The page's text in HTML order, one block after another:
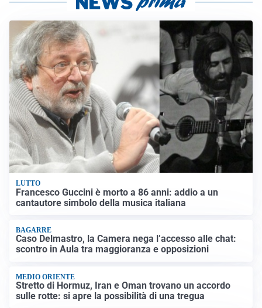
LUTTO
Francesco Guccini è morto a 86 anni: addio a un
cantautore simbolo della musica italiana
BAGARRE
Caso Delmastro, la Camera nega l’accesso alle chat:
scontro in Aula tra maggioranza e opposizioni
MEDIO ORIENTE
Stretto di Hormuz, Iran e Oman trovano un accordo
sulle rotte: si apre la possibilità di una tregua